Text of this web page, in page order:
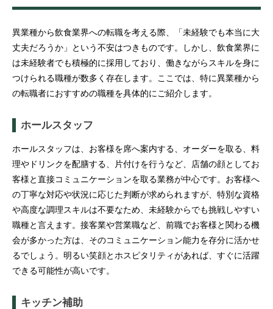
異業種から飲食業界への転職を考える際、「未経験でも本当に大
丈夫だろうか」という不安はつきものです。しかし、飲食業界に
は未経験者でも積極的に採用しており、働きながらスキルを身に
つけられる職種が数多く存在します。ここでは、特に異業種から
の転職者におすすめの職種を具体的にご紹介します。
ホールスタッフ
ホールスタッフは、お客様を席へ案内する、オーダーを取る、料
理やドリンクを配膳する、片付けを行うなど、店舗の顔としてお
客様と直接コミュニケーションを取る業務が中心です。お客様へ
の丁寧な対応や状況に応じた判断が求められますが、特別な資格
や高度な調理スキルは不要なため、未経験からでも挑戦しやすい
職種と言えます。接客業や営業職など、前職でお客様と関わる機
会が多かった方は、そのコミュニケーション能力を存分に活かせ
るでしょう。明るい笑顔とホスピタリティがあれば、すぐに活躍
できる可能性が高いです。
キッチン補助